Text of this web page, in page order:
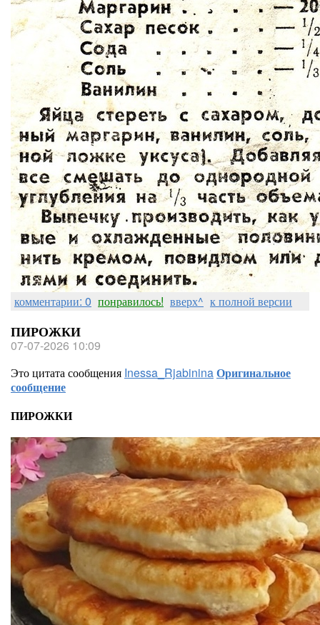
комментарии: 0 понравилось! вверх^ к полной версии
ПИРОЖКИ
07-07-2026 10:09
Это цитата сообщения Inessa_RjabininaОригинальное
сообщение
ПИРОЖКИ